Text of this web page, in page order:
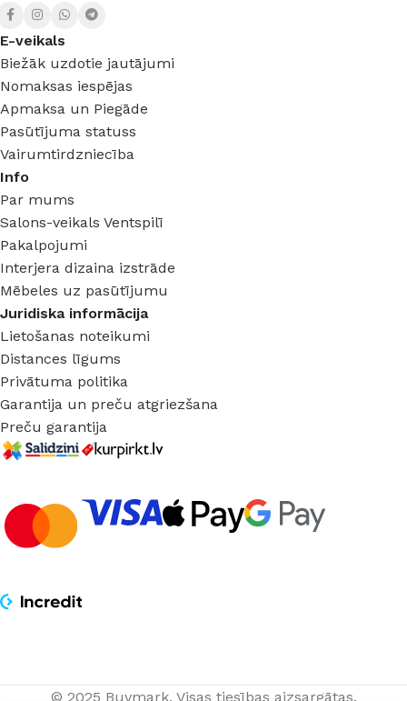
E-veikals
Biežāk uzdotie jautājumi
Nomaksas iespējas
Apmaksa un Piegāde
Pasūtījuma statuss
Vairumtirdzniecība
Info
Par mums
Salons-veikals Ventspilī
Pakalpojumi
Interjera dizaina izstrāde
Mēbeles uz pasūtījumu
Juridiska informācija
Lietošanas noteikumi
Distances līgums
Privātuma politika
Garantija un preču atgriezšana
Preču garantija
© 2025 Buvmark. Visas tiesības aizsargātas.